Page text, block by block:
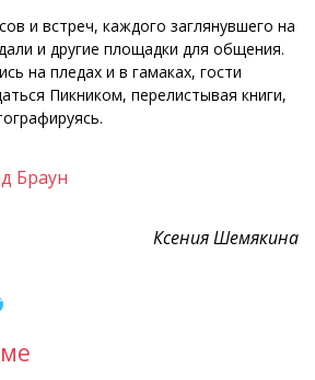
и встреч, каждого заглянувшего на
и другие площадки для общения.
на пледах и в гамаках, гости
Пикником, перелистывая книги,
Браун
Ксения Шемякина